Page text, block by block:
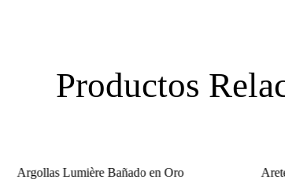
Productos
Argollas Lumière Bañado en Oro
Aretes